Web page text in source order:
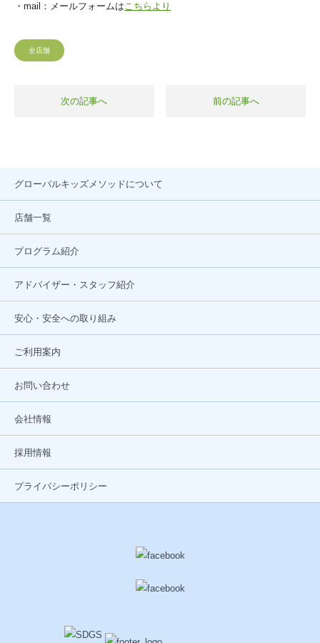
・mail：メールフォームはこちらより
全店舗
前の記事へ
次の記事へ
グローバルキッズメソッドについて
店舗一覧
プログラム紹介
アドバイザー・スタッフ紹介
安心・安全への取り組み
ご利用案内
お問い合わせ
会社情報
採用情報
プライバシーポリシー